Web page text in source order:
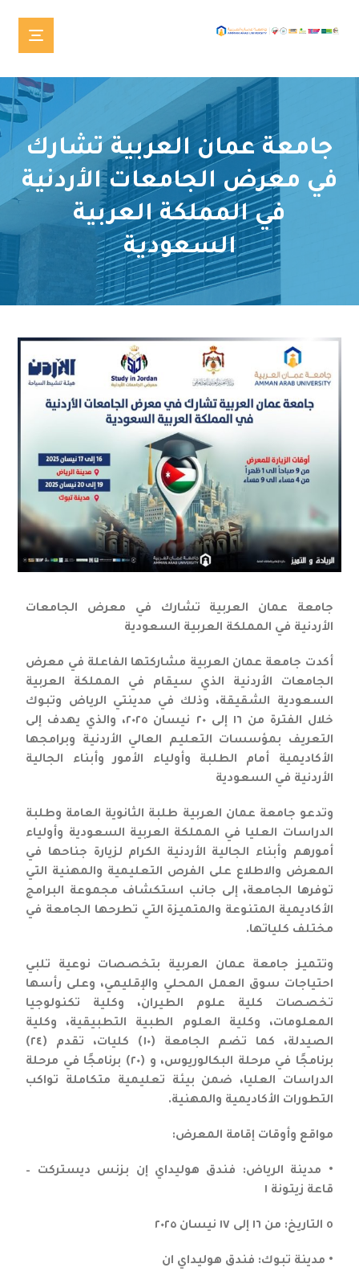
جامعة عمان العربية تشارك
في معرض الجامعات الأردنية
في المملكة العربية
السعودية
جامعة عمان العربية تشارك في معرض الجامعات
الأردنية في المملكة العربية السعودية
أكدت جامعة عمان العربية مشاركتها الفاعلة في معرض
الجامعات الأردنية الذي سيقام في المملكة العربية
السعودية الشقيقة، وذلك في مدينتي الرياض وتبوك
خلال الفترة من ١٦ إلى ٢٠ نيسان ٢٠٢٥، والذي يهدف إلى
التعريف بمؤسسات التعليم العالي الأردنية وبرامجها
الأكاديمية أمام الطلبة وأولياء الأمور وأبناء الجالية
الأردنية في السعودية
وتدعو جامعة عمان العربية طلبة الثانوية العامة وطلبة
الدراسات العليا في المملكة العربية السعودية وأولياء
أمورهم وأبناء الجالية الأردنية الكرام لزيارة جناحها في
المعرض والاطلاع على الفرص التعليمية والمهنية التي
توفرها الجامعة، إلى جانب استكشاف مجموعة البرامج
الأكاديمية المتنوعة والمتميزة التي تطرحها الجامعة في
مختلف كلياتها.
وتتميز جامعة عمان العربية بتخصصات نوعية تلبي
احتياجات سوق العمل المحلي والإقليمي، وعلى رأسها
تخصصات كلية علوم الطيران، وكلية تكنولوجيا
المعلومات، وكلية العلوم الطبية التطبيقية، وكلية
الصيدلة، كما تضم الجامعة (١٠) كليات، تقدم (٢٤)
برنامجًا في مرحلة البكالوريوس، و (٢٠) برنامجًا في مرحلة
الدراسات العليا، ضمن بيئة تعليمية متكاملة تواكب
التطورات الأكاديمية والمهنية.
مواقع وأوقات إقامة المعرض:
• مدينة الرياض: فندق هوليداي إن بزنس ديستركت –
قاعة زيتونة ١
o التاريخ: من ١٦ إلى ١٧ نيسان ٢٠٢٥
• مدينة تبوك: فندق هوليداي ان